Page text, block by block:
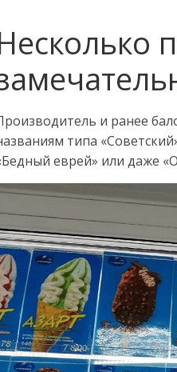
и ранее
типа
еврей» или даже